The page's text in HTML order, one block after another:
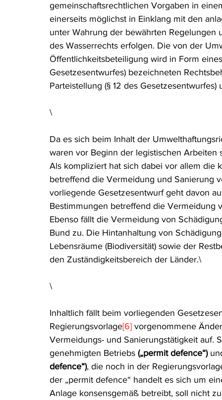
gemeinschaftsrechtlichen Vorgaben in
einerseits möglichst in Einklang mit den
unter Wahrung der bewährten
des Wasserrechts erfolgen. Die von der
Öffentlichkeitsbeteiligung wird in Form
Gesetzesentwurfes) bezeichneten
Parteistellung (§ 12 des Gesetzesentwurfes)
\
Da es sich beim Inhalt der
waren vor Beginn der legistischen Arbeiten
Als kompliziert hat sich dabei vor allem
betreffend die Vermeidung und Sanierung
vorliegende Gesetzesentwurf geht davon
Bestimmungen betreffend die Vermeidung
Ebenso fällt die Vermeidung von
Bund zu. Die Hintanhaltung von
Lebensräume (Biodiversität) sowie der
den Zuständigkeitsbereich der Länder.\
\
Inhaltlich fällt beim vorliegenden
Regierungsvorlage[6] vorgenommene
Vermeidungs- und Sanierungstätigkeit auf.
genehmigten Betriebs („permit defence“)
defence“), die noch in der
der „permit defence“ handelt es sich um
Anlage konsensgemäß betreibt, soll nicht